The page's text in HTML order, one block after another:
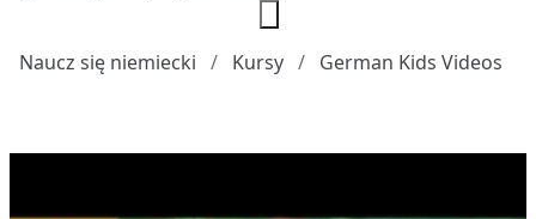
Naucz się niemiecki Kursy German Kids Videos